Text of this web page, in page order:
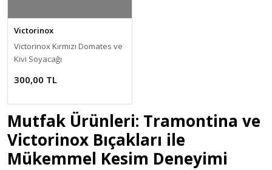
Victorinox
Victorinox Kırmızı Domates ve
Kivi Soyacağı
300,00 TL
Mutfak Ürünleri: Tramontina ve
Victorinox Bıçakları ile
Mükemmel Kesim Deneyimi